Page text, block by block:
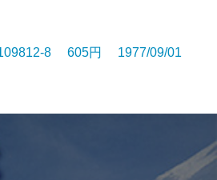
8 605円 1977/09/01